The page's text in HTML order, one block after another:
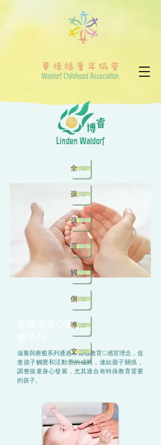
全腦與身心療
滋養與療癒系列通過華德福教育12感官理念，促
進孩子觸覺和活動覺的成熟，連結親子關係，
調整孩童身心發展，尤其適合有特殊教育需要
的孩子。
全腦與身心療癒
孩童按摩工作坊
孩童推拿工作坊
原始反射整合家長班
觸康健
個人咨詢
導師介紹
文章及家長分享